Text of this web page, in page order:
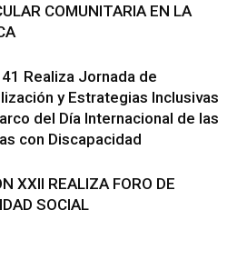
COMUNITARIA EN LA
41 Realiza Jornada de
y Estrategias Inclusivas
del Día Internacional de las
con Discapacidad
XXII REALIZA FORO DE
SOCIAL